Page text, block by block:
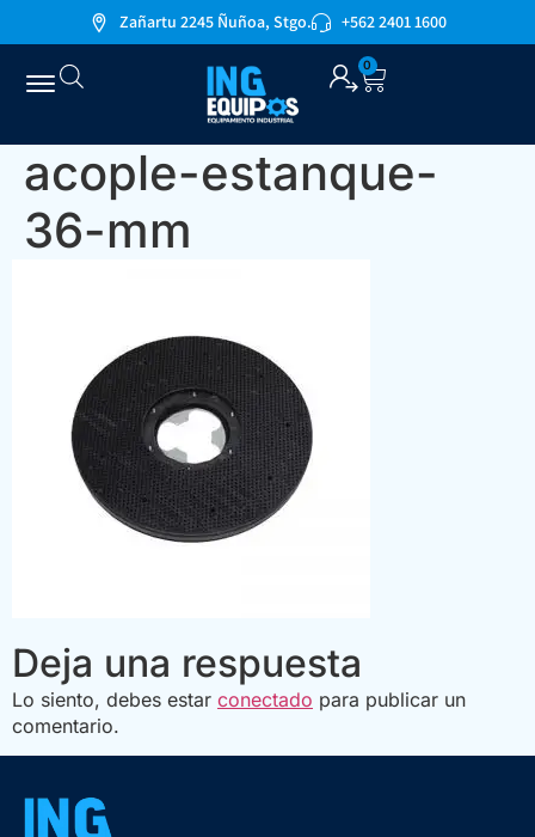
Zañartu 2245 Ñuñoa, Stgo. +562 2401 1600
0
acople-estanque-
36-mm
Deja una respuesta
Lo siento, debes estar conectado para publicar un
comentario.